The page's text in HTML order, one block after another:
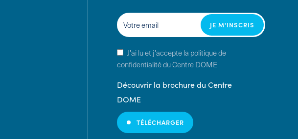
J'ai lu et j'accepte la politique de
confidentialité du Centre DOME
Découvrir la brochure du Centre
DOME
TÉLÉCHARGER